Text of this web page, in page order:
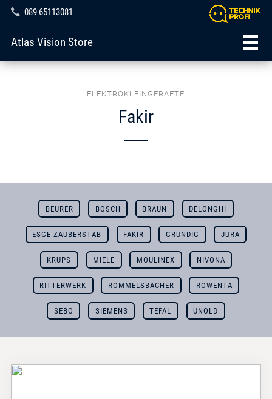
089 65113081
Atlas Vision Store
ELEKTROKLEINGERAETE
Fakir
BEURER BOSCH BRAUN DELONGHI
ESGE-ZAUBERSTAB FAKIR GRUNDIG JURA
KRUPS MIELE MOULINEX NIVONA
RITTERWERK ROMMELSBACHER ROWENTA
SEBO SIEMENS TEFAL UNOLD